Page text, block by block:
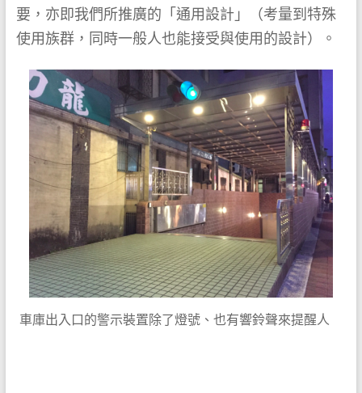
要，亦即我們所推廣的「通用設計」（考量到特殊
使用族群，同時一般人也能接受與使用的設計）。
車庫出入口的警示裝置除了燈號、也有響鈴聲來提醒人